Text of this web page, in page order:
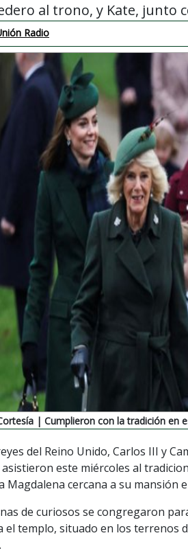
al trono, y Kate, junto
Radio
| Cumplieron con la tradición en
del Reino Unido, Carlos III y
este miércoles al
Magdalena cercana a su mansión
de curiosos se congregaron
el templo, situado en los terrenos